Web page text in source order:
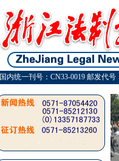
国内统一刊号：CN33-0019 邮发代号